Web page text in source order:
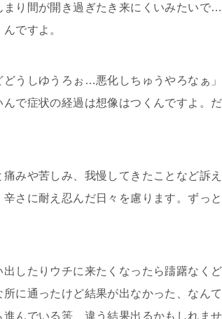
り間が開き過ぎたき来にくいみたいで
ですよ。
どうしゆうろぉ…悪化しちゅうやろなぁ
んで症状の経過は想像はつくんですよ。
みや苦しみ、我慢してきたことなど訴
さに耐え忍んだ日々を慮ります。ずっ
したりウチに来たくなったら躊躇なく
所に通ったけど結果が出なかった、なん
んでいる筈、違う結果出るかもしれませ